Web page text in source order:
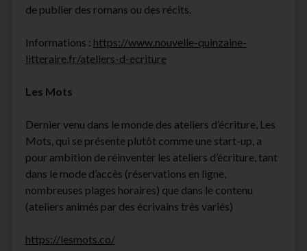
de publier des romans ou des récits.
Informations : https://www.nouvelle-quinzaine-
litteraire.fr/ateliers-d-ecriture
Les Mots
Dernier venu dans le monde des ateliers d’écriture, Les
Mots, qui se présente plutôt comme une start-up, a
pour ambition de réinventer les ateliers d’écriture, tant
dans le mode d’accès (réservations en ligne,
nombreuses plages horaires) que dans le contenu
(ateliers animés par des écrivains très variés)
https://lesmots.co/